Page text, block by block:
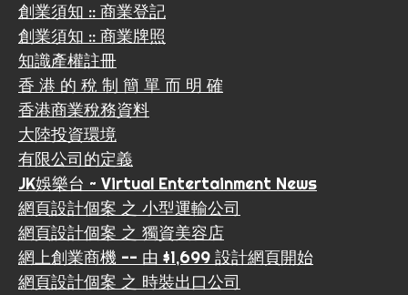
創業須知 :: 商業登記
創業須知 :: 商業牌照
知識產權註冊
香 港 的 稅 制 簡 單 而 明 確
香港商業稅務資料
大陸投資環境
有限公司的定義
JK娛樂台 ~ Virtual Entertainment News
網頁設計個案 之 小型運輸公司
網頁設計個案 之 獨資美容店
網上創業商機 -- 由 $1,699 設計網頁開始
網頁設計個案 之 時裝出口公司